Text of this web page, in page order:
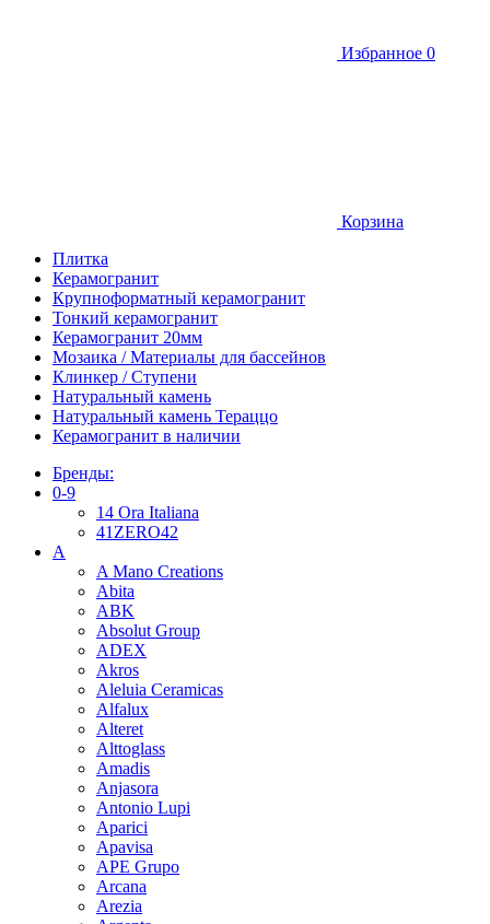
Избранное 0
Корзина
Плитка
Керамогранит
Крупноформатный керамогранит
Тонкий керамогранит
Керамогранит 20мм
Мозаика / Материалы для бассейнов
Клинкер / Ступени
Натуральный камень
Натуральный камень Тераццо
Керамогранит в наличии
Бренды:
0-9
14 Ora Italiana
41ZERO42
A
A Mano Creations
Abita
ABK
Absolut Group
ADEX
Akros
Aleluia Ceramicas
Alfalux
Alteret
Alttoglass
Amadis
Anjasora
Antonio Lupi
Aparici
Apavisa
APE Grupo
Arcana
Arezia